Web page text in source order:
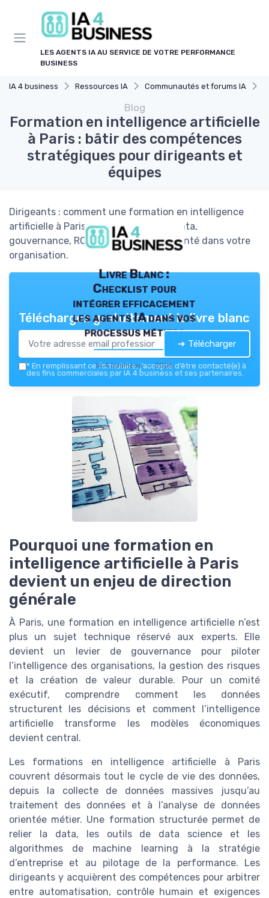
LES AGENTS IA AU SERVICE DE VOTRE PERFORMANCE
BUSINESS
IA 4 business Ressources IA Communautés et forums IA
Blog
Formation en intelligence artificielle
à Paris : bâtir des compétences
stratégiques pour dirigeants et
équipes
Dirigeants : comment une formation en intelligence
artificielle à Paris renforce stratégie data,
gouvernance, ROI et leadership augmenté dans votre
organisation.
Livre Blanc :
Checklist pour
intégrer efficacement
les agents IA dans vos
processus métiers
IA 4 business — 2026
Téléchargez gratuitement le livre blanc
➔ Télécharger
* En remplissant ce formulaire, j’accepte d’être contacté(e) à
des fins commerciales par IA 4 business et ses partenaires.
Pourquoi une formation en
intelligence artificielle à Paris
devient un enjeu de direction
générale
À Paris, une formation en intelligence artificielle n’est
plus un sujet technique réservé aux experts. Elle
devient un levier de gouvernance pour piloter
l’intelligence des organisations, la gestion des risques
et la création de valeur durable. Pour un comité
exécutif, comprendre comment les données
structurent les décisions et comment l’intelligence
artificielle transforme les modèles économiques
devient central.
Les formations en intelligence artificielle à Paris
couvrent désormais tout le cycle de vie des données,
depuis la collecte de données massives jusqu’au
traitement des données et à l’analyse de données
orientée métier. Une formation structurée permet de
relier la data, les outils de data science et les
algorithmes de machine learning à la stratégie
d’entreprise et au pilotage de la performance. Les
dirigeants y acquièrent des compétences pour arbitrer
entre automatisation, contrôle humain et exigences